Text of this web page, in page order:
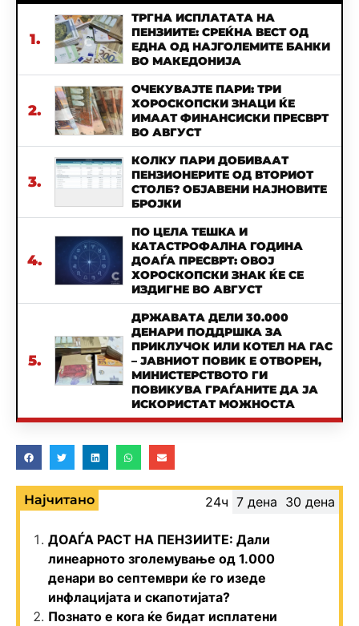
1.
ТРГНА ИСПЛАТАТА НА
ПЕНЗИИТЕ: СРЕЌНА ВЕСТ ОД
ЕДНА ОД НАЈГОЛЕМИТЕ БАНКИ
ВО МАКЕДОНИЈА
2.
ОЧЕКУВАЈТЕ ПАРИ: ТРИ
ХОРОСКОПСКИ ЗНАЦИ ЌЕ
ИМААТ ФИНАНСИСКИ ПРЕСВРТ
ВО АВГУСТ
3.
КОЛКУ ПАРИ ДОБИВААТ
ПЕНЗИОНЕРИТЕ ОД ВТОРИОТ
СТОЛБ? ОБЈАВЕНИ НАЈНОВИТЕ
БРОЈКИ
4.
ПО ЦЕЛА ТЕШКА И
КАТАСТРОФАЛНА ГОДИНА
ДОАЃА ПРЕСВРТ: ОВОЈ
ХОРОСКОПСКИ ЗНАК ЌЕ СЕ
ИЗДИГНЕ ВО АВГУСТ
5.
ДРЖАВАТА ДЕЛИ 30.000
ДЕНАРИ ПОДДРШКА ЗА
ПРИКЛУЧОК ИЛИ КОТЕЛ НА ГАС
– ЈАВНИОТ ПОВИК Е ОТВОРЕН,
МИНИСТЕРСТВОТО ГИ
ПОВИКУВА ГРАЃАНИТЕ ДА ЈА
ИСКОРИСТАТ МОЖНОСТА
Најчитано 24ч 7 дена 30 дена
ДОАЃА РАСТ НА ПЕНЗИИТЕ: Дали
линеарното зголемување од 1.000
денари во септември ќе го изеде
инфлацијата и скапотијата?
Познато е кога ќе бидат исплатени